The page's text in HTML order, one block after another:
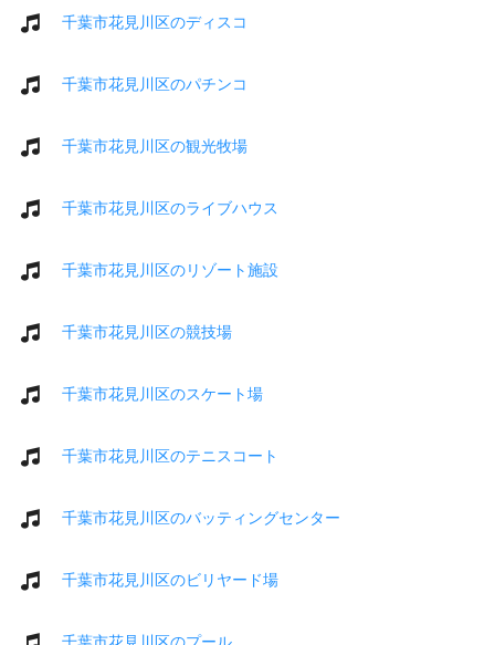
千葉市花見川区のディスコ
千葉市花見川区のパチンコ
千葉市花見川区の観光牧場
千葉市花見川区のライブハウス
千葉市花見川区のリゾート施設
千葉市花見川区の競技場
千葉市花見川区のスケート場
千葉市花見川区のテニスコート
千葉市花見川区のバッティングセンター
千葉市花見川区のビリヤード場
千葉市花見川区のプール